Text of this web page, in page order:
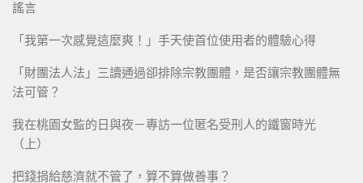
謠言
「我第一次感覺這麼爽！」手天使首位使用者的體驗心得
「財團法人法」三讀通過卻排除宗教團體，是否讓宗教團體無
法可管？
我在桃園女監的日與夜－專訪一位匿名受刑人的鐵窗時光
（上）
把錢捐給慈濟就不管了，算不算做善事？